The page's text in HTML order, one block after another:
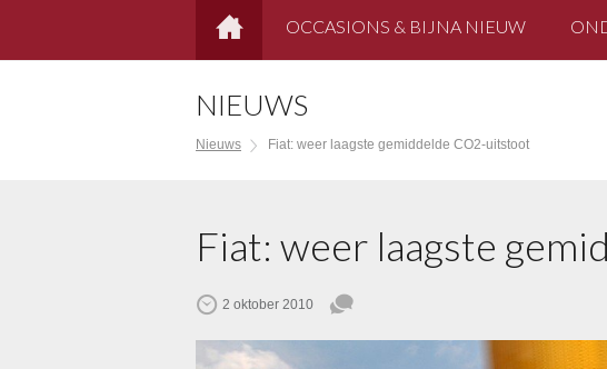
OCCASIONS & BIJNA NIEUW
NIEUWS
Nieuws Fiat: weer laagste gemiddelde CO2-uitstoot
Fiat: weer laagste
2 oktober 2010